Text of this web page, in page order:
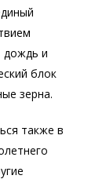
дождь и
блок
зерна.
также в